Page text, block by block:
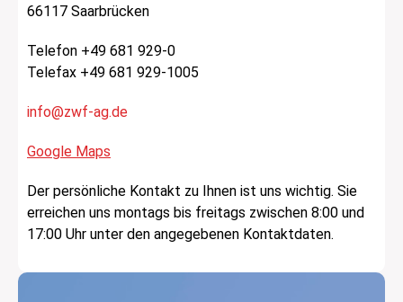
66117 Saarbrücken
Telefon +49 681 929-0
Telefax +49 681 929-1005
info@zwf-ag.de
Google Maps
Der persönliche Kontakt zu Ihnen ist uns wichtig. Sie
erreichen uns montags bis freitags zwischen 8:00 und
17:00 Uhr unter den angegebenen Kontaktdaten.